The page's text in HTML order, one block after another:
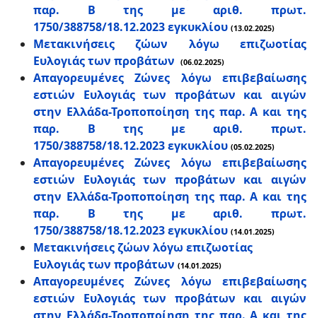
παρ. Β της με αριθ. πρωτ.
1750/388758/18.12.2023 εγκυκλίου (13.02.2025)
Μετακινήσεις ζώων λόγω επιζωοτίας
Ευλογιάς των προβάτων
(06.02.2025)
Απαγορευμένες Ζώνες λόγω επιβεβαίωσης
εστιών Ευλογιάς των προβάτων και αιγών
στην Ελλάδα-Τροποποίηση της παρ. Α και της
παρ. Β της με αριθ. πρωτ.
1750/388758/18.12.2023 εγκυκλίου (05.02.2025)
Απαγορευμένες Ζώνες λόγω επιβεβαίωσης
εστιών Ευλογιάς των προβάτων και αιγών
στην Ελλάδα-Τροποποίηση της παρ. Α και της
παρ. Β της με αριθ. πρωτ.
1750/388758/18.12.2023 εγκυκλίου (14.01.2025)
Μετακινήσεις ζώων λόγω επιζωοτίας
Ευλογιάς των προβάτων (14.01.2025)
Απαγορευμένες Ζώνες λόγω επιβεβαίωσης
εστιών Ευλογιάς των προβάτων και αιγών